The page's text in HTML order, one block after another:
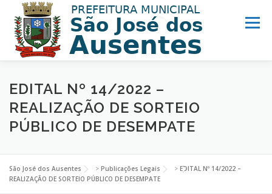
Menu
MUNICÍPIO PREFEITURA
NOTÍCIAS ACESSO INFORMAÇÃO
EDITAL Nº 14/2022 –
REALIZAÇÃO DE SORTEIO
PÚBLICO DE DESEMPATE
São José dos Ausentes > Publicações Legais > EDITAL Nº 14/2022 –
REALIZAÇÃO DE SORTEIO PÚBLICO DE DESEMPATE